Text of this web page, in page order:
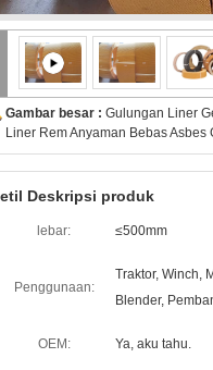
Gambar besar : Gulungan Liner
Liner Rem Anyaman Bebas
Deskripsi produk
lebar: ≤500mm
Penggunaan:
Traktor, Winch,
Blender,
OEM: Ya, aku tahu.